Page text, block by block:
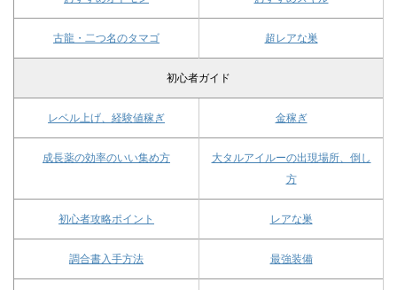
古龍・二つ名のタマゴ 超レアな巣
初心者ガイド
レベル上げ、経験値稼ぎ 金稼ぎ
成長薬の効率のいい集め方
大タルアイルーの出現場所、倒し
方
初心者攻略ポイント レアな巣
調合書入手方法 最強装備